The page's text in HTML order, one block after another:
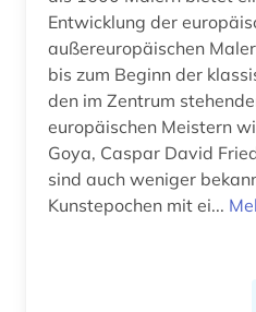
book e (1)
bosch (1)
bosslet (1)
botticelli, sandro (1)
Entwicklung der
außereuropäischen
bis zum Beginn der
den im Zentrum
europäischen Meistern
Goya, Caspar David
sind auch weniger
Kunstepochen mit ei...